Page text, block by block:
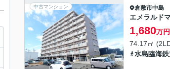
中古マンション 倉敷市中島
エメラルド
1,680万
74.17㎡
水島臨海